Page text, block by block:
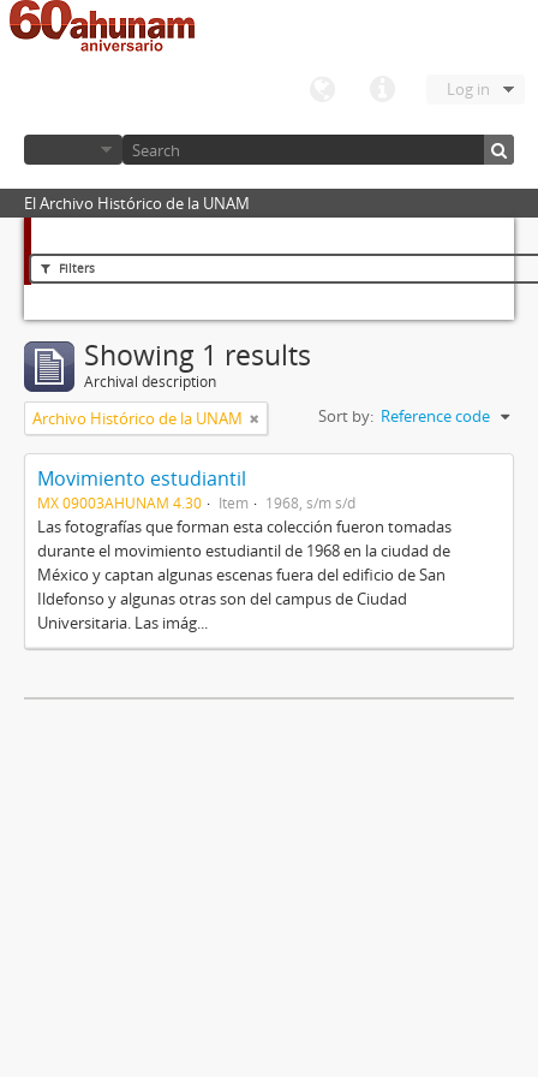
Log in
El Archivo Histórico de la UNAM
Filters
Showing 1 results
Archival description
Archivo Histórico de la UNAM Sort by: Reference code
Movimiento estudiantil
MX 09003AHUNAM 4.30 Item 1968, s/m s/d
Las fotografías que forman esta colección fueron tomadas
durante el movimiento estudiantil de 1968 en la ciudad de
México y captan algunas escenas fuera del edificio de San
Ildefonso y algunas otras son del campus de Ciudad
Universitaria. Las imág...